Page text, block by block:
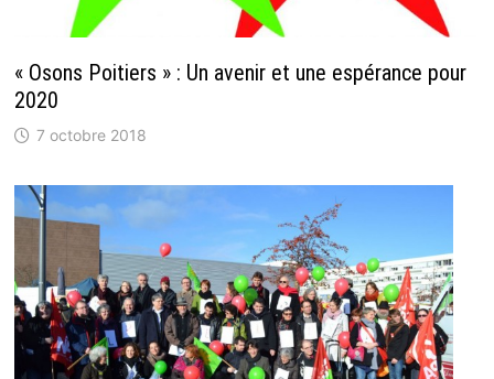
« Osons Poitiers » : Un avenir et une espérance pour
2020
7 octobre 2018